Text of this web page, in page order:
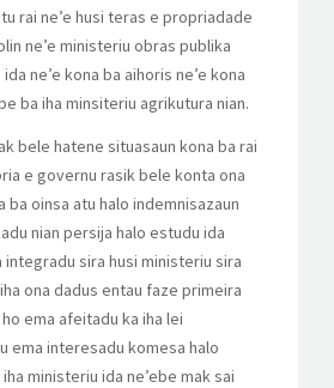
rai ne’e husi teras e propriadade
ne’e ministeriu obras publika
ne’e kona ba aihoris ne’e kona
ba iha minsiteriu agrikutura nian.
bele hatene situasaun kona ba rai
e governu rasik bele konta ona
ba oinsa atu halo indemnisazaun
nian persija halo estudu ida
integradu sira husi ministeriu sira
ona dadus entau faze primeira
ema afeitadu ka iha lei
ema interesadu komesa halo
ministeriu ida ne’ebe mak sai